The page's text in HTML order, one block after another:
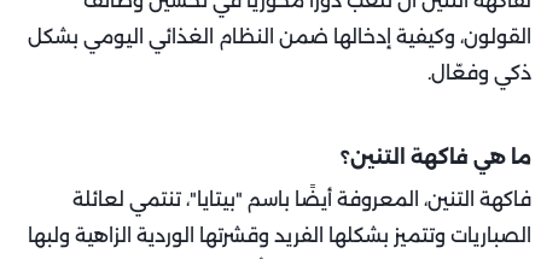
القولون، وكيفية إدخالها ضمن النظام الغذائي اليومي بشكل
ذكي وفعّال.
ما هي فاكهة التنين؟
فاكهة التنين، المعروفة أيضًا باسم "بيتايا"، تنتمي لعائلة
الصباريات وتتميز بشكلها الفريد وقشرتها الوردية الزاهية ولبها